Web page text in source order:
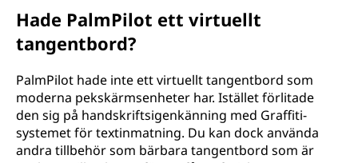
Hade PalmPilot ett virtuellt
tangentbord?
PalmPilot hade inte ett virtuellt tangentbord som
moderna pekskärmsenheter har. Istället förlitade
den sig på handskriftsigenkänning med Graffiti-
systemet för textinmatning. Du kan dock använda
andra tillbehör som bärbara tangentbord som är